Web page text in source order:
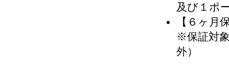
及び１ポ
【６ヶ月
※保証対
外）